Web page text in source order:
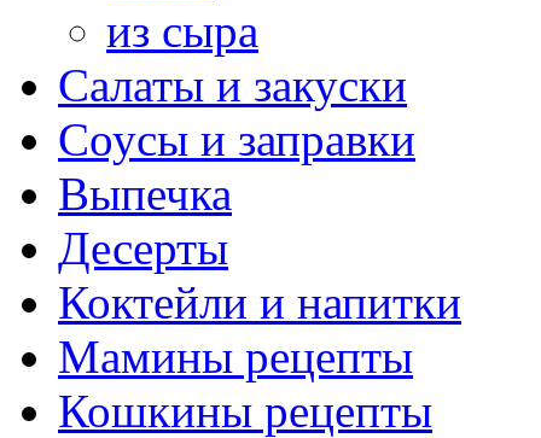
из сыра
Салаты и закуски
Соусы и заправки
Выпечка
Десерты
Коктейли и напитки
Мамины рецепты
Кошкины рецепты